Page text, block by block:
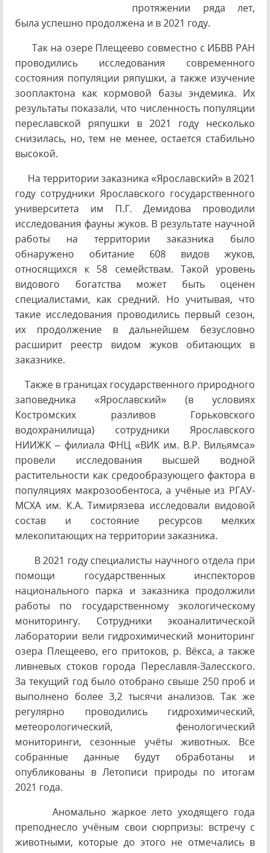
протяжении ряда лет,
была успешно продолжена и в 2021 году.
Так на озере Плещеево совместно с ИБВВ РАН
проводились исследования современного
состояния популяции ряпушки, а также изучение
зооплактона как кормовой базы эндемика. Их
результаты показали, что численность популяции
переславской ряпушки в 2021 году несколько
снизилась, но, тем не менее, остается стабильно
высокой.
На территории заказника «Ярославский» в 2021
году сотрудники Ярославского государственного
университета им П.Г. Демидова проводили
исследования фауны жуков. В результате научной
работы на территории заказника было
обнаружено обитание 608 видов жуков,
относящихся к 58 семействам. Такой уровень
видового богатства может быть оценен
специалистами, как средний. Но учитывая, что
такие исследования проводились первый сезон,
их продолжение в дальнейшем безусловно
расширит реестр видом жуков обитающих в
заказнике.
Также в границах государственного природного
заповедника «Ярославский» (в условиях
Костромских разливов Горьковского
водохранилища) сотрудники Ярославского
НИИЖК – филиала ФНЦ «ВИК им. В.Р. Вильямса»
провели исследования высшей водной
растительности как средообразующего фактора в
популяциях макрозообентоса, а учёные из РГАУ-
МСХА им. К.А. Тимирязева исследовали видовой
состав и состояние ресурсов мелких
млекопитающих на территории заказника.
В 2021 году специалисты научного отдела при
помощи государственных инспекторов
национального парка и заказника продолжили
работы по государственному экологическому
мониторингу. Сотрудники экоаналитической
лаборатории вели гидрохимический мониторинг
озера Плещеево, его притоков, р. Вёкса, а также
ливневых стоков города Переславля-Залесского.
За текущий год было отобрано свыше 250 проб и
выполнено более 3,2 тысячи анализов. Так же
регулярно проводились гидрохимический,
метеорологический, фенологический
мониторинги, сезонные учёты животных. Все
собранные данные будут обработаны и
опубликованы в Летописи природы по итогам
2021 года.
Аномально жаркое лето уходящего года
преподнесло учёным свои сюрпризы: встречу с
животными, которые до этого не отмечались в